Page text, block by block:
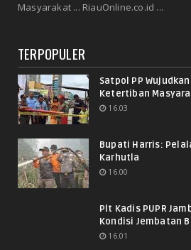
Masyarakat ... RiauOnline.co.id ...
TERPOPULER
Satpol PP
Ketertiban
16.03
Bupati Harris:
Karhutla
16.00
Plt Kadis PUPR
Kondisi Jembatan
16.01